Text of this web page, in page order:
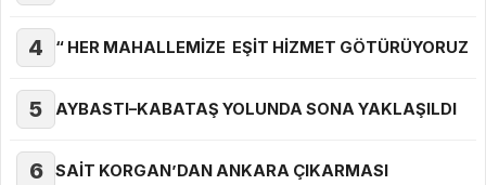
4 “ HER MAHALLEMİZE EŞİT HİZMET GÖTÜRÜYORUZ
5 AYBASTI–KABATAŞ YOLUNDA SONA YAKLAŞILDI
6 SAİT KORGAN’DAN ANKARA ÇIKARMASI